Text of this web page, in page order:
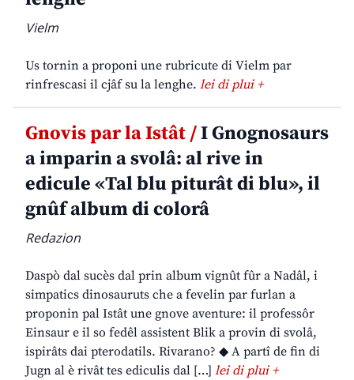
Vielm
Us tornin a proponi une rubricute di Vielm par
rinfrescasi il cjâf su la lenghe. lei di plui +
Gnovis par la Istât /I Gnognosaurs
a imparin a svolâ: al rive in
edicule «Tal blu piturât di blu», il
gnûf album di colorâ
Redazion
Daspò dal sucès dal prin album vignût fûr a Nadâl, i
simpatics dinosauruts che a fevelin par furlan a
proponin pal Istât une gnove aventure: il professôr
Einsaur e il so fedêl assistent Blik a provin di svolâ,
ispirâts dai pterodatils. Rivarano? ◆ A partî de fin di
Jugn al è rivât tes ediculis dal […] lei di plui +